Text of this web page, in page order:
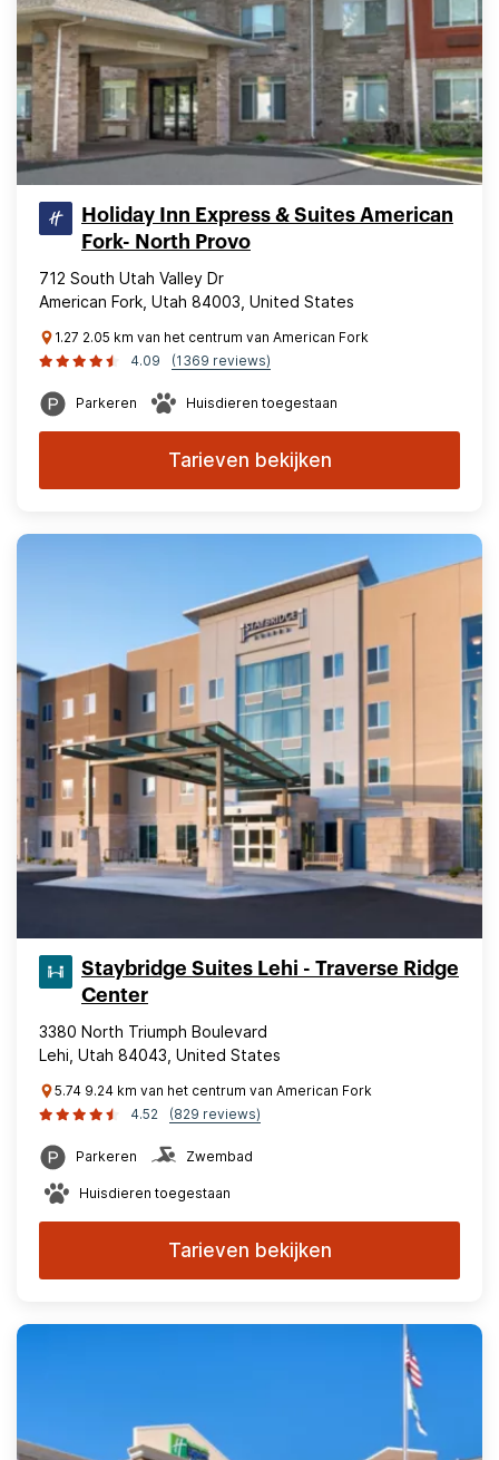
Holiday Inn Express & Suites American
Fork- North Provo
712 South Utah Valley Dr
American Fork, Utah 84003, United States
1.27 2.05 km van het centrum van American Fork
4.09
(1369 reviews)
Parkeren Huisdieren toegestaan
Tarieven bekijken
Staybridge Suites Lehi - Traverse Ridge
Center
3380 North Triumph Boulevard
Lehi, Utah 84043, United States
5.74 9.24 km van het centrum van American Fork
4.52
(829 reviews)
Parkeren Zwembad
Huisdieren toegestaan
Tarieven bekijken